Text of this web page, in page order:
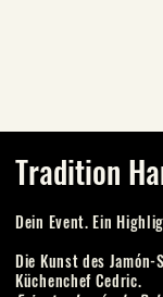
Tradition
Dein Event. Ein
Die Kunst des
Küchenchef Cedric.